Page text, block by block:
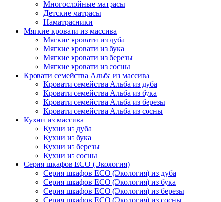
Многослойные матрасы
Детские матрасы
Наматрасники
Мягкие кровати из массива
Мягкие кровати из дуба
Мягкие кровати из бука
Мягкие кровати из березы
Мягкие кровати из сосны
Кровати семейства Альба из массива
Кровати семейства Альба из дуба
Кровати семейства Альба из бука
Кровати семейства Альба из березы
Кровати семейства Альба из сосны
Кухни из массива
Кухни из дуба
Кухни из бука
Кухни из березы
Кухни из сосны
Серия шкафов ECO (Экология)
Серия шкафов ECO (Экология) из дуба
Серия шкафов ECO (Экология) из бука
Серия шкафов ECO (Экология) из березы
Серия шкафов ECO (Экология) из сосны